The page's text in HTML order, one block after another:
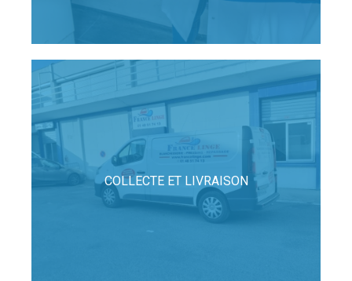
COLLECTE ET LIVRAISON